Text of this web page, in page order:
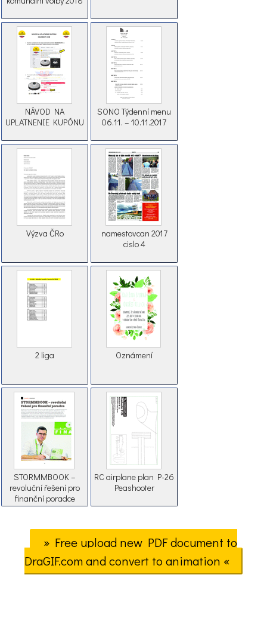
NÁVOD NA
UPLATNENIE KUPÓNU
SONO Týdenní menu
06.11. – 10.11.2017
Výzva ČRo
namestovcan 2017
cislo 4
2 liga Oznámení
STORMMBOOK –
revoluční řešení pro
finanční poradce
RC airplane plan P-26
Peashooter
» Free upload new PDF document to
DraGIF.com and convert to animation «